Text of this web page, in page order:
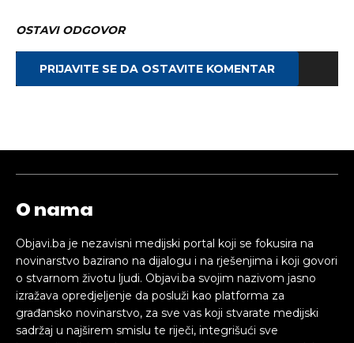
OSTAVI ODGOVOR
PRIJAVITE SE DA OSTAVITE KOMENTAR
O nama
Objavi.ba je nezavisni medijski portal koji se fokusira na
novinarstvo bazirano na dijalogu i na rješenjima i koji govori
o stvarnom životu ljudi. Objavi.ba svojim nazivom jasno
izražava opredjeljenje da posluži kao platforma za
građansko novinarstvo, za sve vas koji stvarate medijski
sadržaj u najširem smislu te riječi, integrišući sve